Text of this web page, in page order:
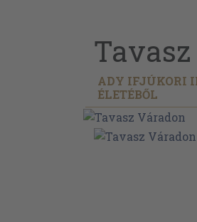
Tavasz
ADY IFJÚKORI
ÉLETÉBŐL